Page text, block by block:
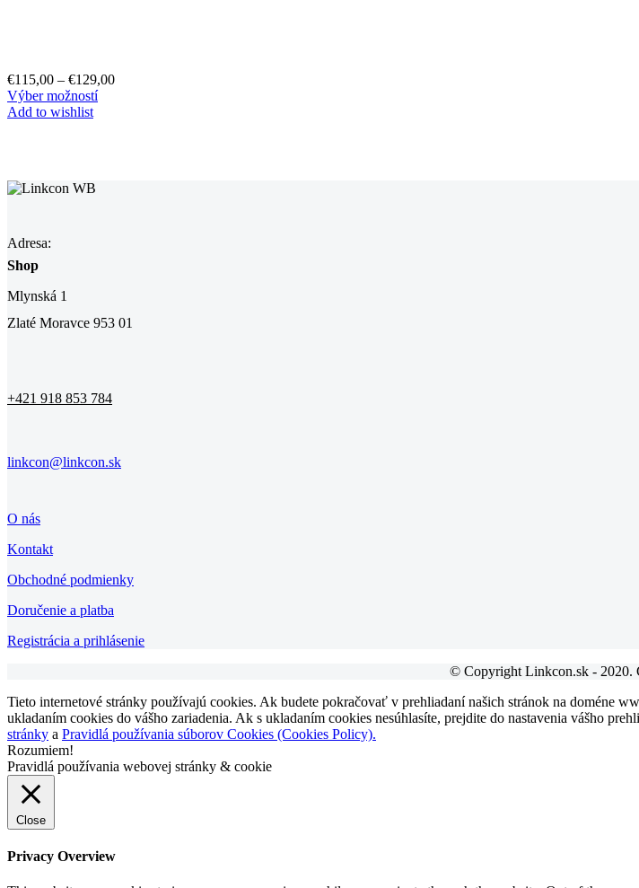
€115,00 – €129,00
Výber možností
Add to wishlist
Adresa:
Shop
Mlynská 1
Zlaté Moravce 953 01
+421 918 853 784
linkcon@linkcon.sk
O nás
Kontakt
Obchodné podmienky
Doručenie a platba
Registrácia a prihlásenie
© Copyright Linkcon.sk - 2020.
Tieto internetové stránky používajú cookies. Ak budete pokračovať v prehliadaní našich stránok na doméne
ukladaním cookies do vášho zariadenia. Ak s ukladaním cookies nesúhlasíte, prejdite do nastavenia vášho
stránky a Pravidlá používania súborov Cookies (Cookies Policy).
Rozumiem!
Pravidlá používania webovej stránky & cookie
Close
Privacy Overview